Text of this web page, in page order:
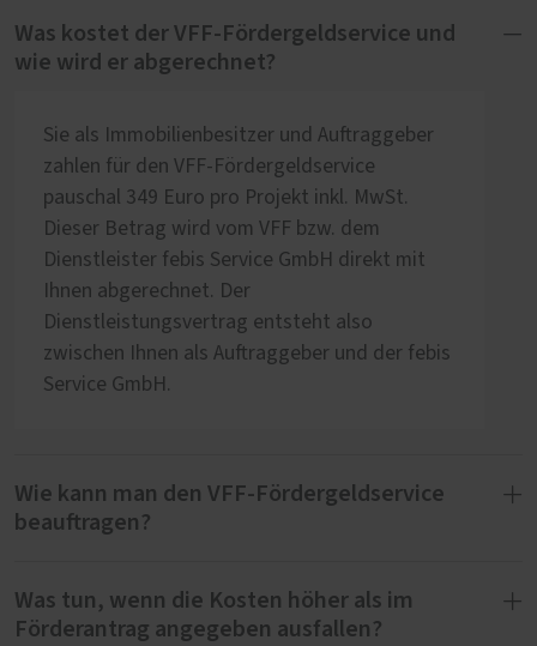
Was kostet der VFF-Fördergeldservice und
wie wird er abgerechnet?
Sie als Immobilienbesitzer und Auftraggeber
zahlen für den VFF-Fördergeldservice
pauschal 349 Euro pro Projekt inkl. MwSt.
Dieser Betrag wird vom VFF bzw. dem
Dienstleister febis Service GmbH direkt mit
Ihnen abgerechnet. Der
Dienstleistungsvertrag entsteht also
zwischen Ihnen als Auftraggeber und der febis
Service GmbH.
Wie kann man den VFF-Fördergeldservice
beauftragen?
Für die Beauftragung des VFF-
Fördergeldservice muss das im Bereich
Was tun, wenn die Kosten höher als im
Förderantrag angegeben ausfallen?